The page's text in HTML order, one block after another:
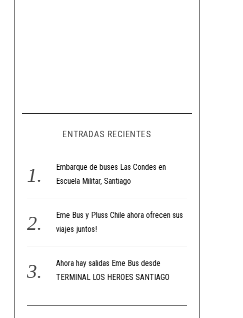
ENTRADAS RECIENTES
Embarque de buses Las Condes en
Escuela Militar, Santiago
Eme Bus y Pluss Chile ahora ofrecen sus
viajes juntos!
Ahora hay salidas Eme Bus desde
TERMINAL LOS HEROES SANTIAGO